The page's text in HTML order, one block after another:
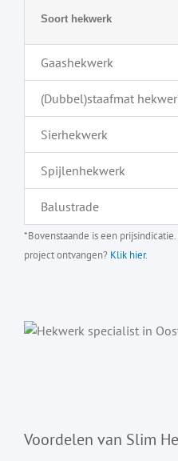
Soort hekwerk
Gaashekwerk
(Dubbel)staafmat
Sierhekwerk
Spijlenhekwerk
Balustrade
*Bovenstaande is een
project ontvangen? Klik hier.
Voordelen van Slim